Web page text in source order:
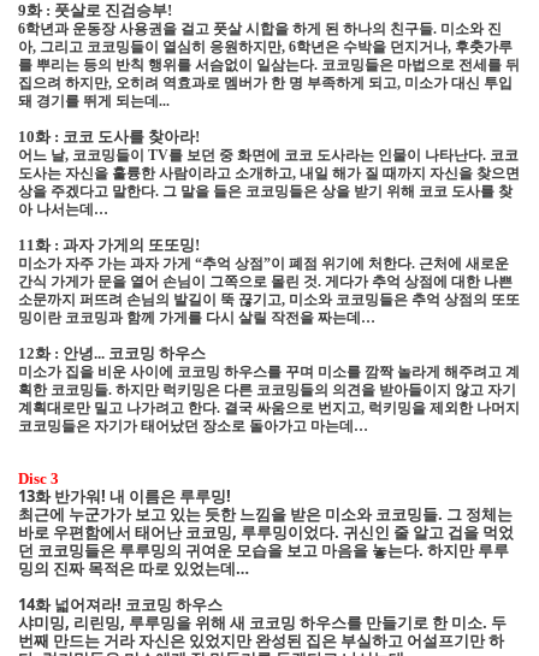
9화 : 풋살로 진검승부!
6학년과 운동장 사용권을 걸고 풋살 시합을 하게 된 하나의 친구들. 미소와 진
아, 그리고 코코밍들이 열심히 응원하지만, 6학년은 수박을 던지거나, 후춧가루
를 뿌리는 등의 반칙 행위를 서슴없이 일삼는다. 코코밍들은 마법으로 전세를 뒤
집으려 하지만, 오히려 역효과로 멤버가 한 명 부족하게 되고, 미소가 대신 투입
돼 경기를 뛰게 되는데 ...
10화 : 코코 도사를 찾아라!
어느 날, 코코밍들이 TV를 보던 중 화면에 코코 도사라는 인물이 나타난다. 코코
도사는 자신을 훌륭한 사람이라고 소개하고, 내일 해가 질 때까지 자신을 찾으면
상을 주겠다고 말한다. 그 말을 들은 코코밍들은 상을 받기 위해 코코 도사를 찾
아 나서는데 …
11화 : 과자 가게의 또또밍!
미소가 자주 가는 과자 가게 “추억 상점”이 폐점 위기에 처한다. 근처에 새로운
간식 가게가 문을 열어 손님이 그쪽으로 몰린 것. 게다가 추억 상점에 대한 나쁜
소문까지 퍼뜨려 손님의 발길이 뚝 끊기고, 미소와 코코밍들은 추억 상점의 또또
밍이란 코코밍과 함께 가게를 다시 살릴 작전을 짜는데 …
12화 : 안녕... 코코밍 하우스
미소가 집을 비운 사이에 코코밍 하우스를 꾸며 미소를 깜짝 놀라게 해주려고 계
획한 코코밍들. 하지만 럭키밍은 다른 코코밍들의 의견을 받아들이지 않고 자기
계획대로만 밀고 나가려고 한다. 결국 싸움으로 번지고, 럭키밍을 제외한 나머지
코코밍들은 자기가 태어났던 장소로 돌아가고 마는데 …
Disc 3
13화 반가워! 내 이름은 루루밍!
최근에 누군가가 보고 있는 듯한 느낌을 받은 미소와 코코밍들. 그 정체는
바로 우편함에서 태어난 코코밍, 루루밍이었다. 귀신인 줄 알고 겁을 먹었
던 코코밍들은 루루밍의 귀여운 모습을 보고 마음을 놓는다. 하지만 루루
밍의 진짜 목적은 따로 있었는데…
14화 넓어져라! 코코밍 하우스
샤미밍, 리린밍, 루루밍을 위해 새 코코밍 하우스를 만들기로 한 미소. 두
번째 만드는 거라 자신은 있었지만 완성된 집은 부실하고 어설프기만 하